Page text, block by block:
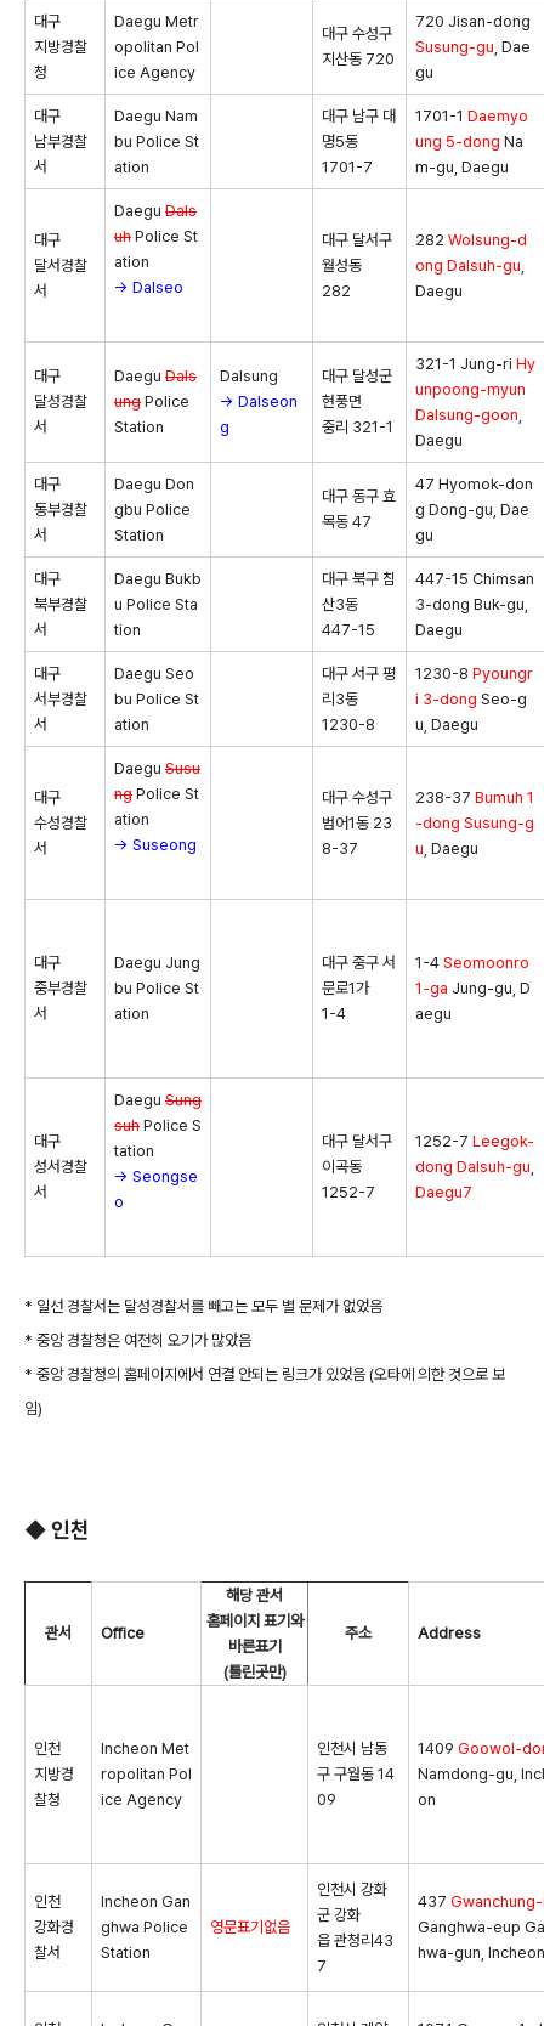
대구
지방경찰
청
Daegu Metr
opolitan Pol
ice Agency
대구 수성구
지산동 720
720 Jisan-dong
Susung-gu , Dae
gu
대구
남부경찰
서
Daegu Nam
bu Police St
ation
대구 남구 대
명5동
1701-7
1701-1 Daemyo
ung 5-dong Na
m-gu, Daegu
대구
달서경찰
서
Daegu Dals
uh Police St
ation
→ Dalseo
대구 달서구
월성동
282
282 Wolsung-d
ong Dalsuh-gu
Daegu
대구
달성경찰
서
Daegu Dals
ung Police
Station
Dalsung
→ Dalseon
g
대구 달성군
현풍면
중리 321-1
321-1 Jung-ri Hy
unpoong-myun
Dalsung-goon
Daegu
대구
동부경찰
서
Daegu Don
gbu Police
Station
대구 동구 효
목동 47
47 Hyomok-don
g Dong-gu, Dae
gu
대구
북부경찰
서
Daegu Bukb
u Police Sta
tion
대구 북구 침
산3동
447-15
447-15 Chimsan
3-dong Buk-gu,
Daegu
대구
서부경찰
서
Daegu Seo
bu Police St
ation
대구 서구 평
리3동
1230-8
1230-8 Pyoungr
i 3-dong Seo-g
u, Daegu
대구
수성경찰
서
Daegu Susu
ng Police St
ation
→ Suseong
대구 수성구
범어1동 23
8-37
238-37 Bumuh 1
-dong Susung-g
u , Daegu
대구
중부경찰
서
Daegu Jung
bu Police St
ation
대구 중구 서
문로1가
1-4
1-4 Seomoonro
1-ga Jung-gu, D
aegu
대구
성서경찰
서
Daegu Sung
suh Police S
tation
→ Seongse
o
대구 달서구
이곡동
1252-7
1252-7 Leegok-
dong Dalsuh-gu
Daegu7
* 일선 경찰서는 달성경찰서를 빼고는 모두 별 문제가 없었음
* 중앙 경찰청은 여전히 오기가 많았음
* 중앙 경찰청의 홈페이지에서 연결 안되는 링크가 있었음 (오타에 의한 것으로 보
임)
◆ 인천
관서 Office
해당 관서
홈페이지 표기와
바른표기
(틀린곳만)
주소 Address
인천
지방경
찰청
Incheon Met
ropolitan Pol
ice Agency
인천시 남동
구 구월동 14
09
1409 Goowol-
Namdong-gu,
on
인천
강화경
찰서
Incheon Gan
ghwa Police
Station
영문표기없음
인천시 강화
군 강화
읍 관청리43
7
437
Ganghwa-eup
hwa-gun, Incheon